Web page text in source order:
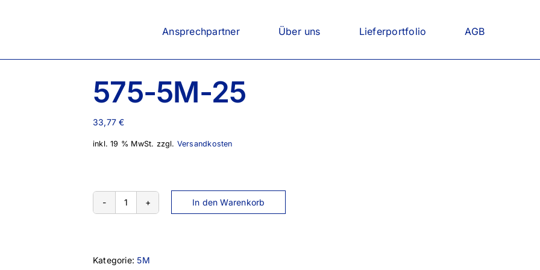
Ansprechpartner Über uns Lieferportfolio AGB
575-5M-25
33,77€
inkl. 19 % MwSt. zzgl. Versandkosten
575-
In den Warenkorb
Kategorie: 5M